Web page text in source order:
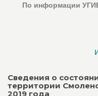
По информации
Сведения о
территории
2019 года